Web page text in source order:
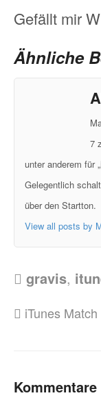
Gefällt mir
Ähnliche
7
unter anderem für
Gelegentlich
über den Startton.
View all posts by
gravis,
iTunes Match